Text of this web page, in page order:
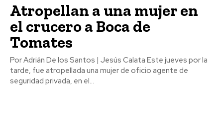
Atropellan a una mujer en
el crucero a Boca de
Tomates
Por Adrián De los Santos | Jesús Calata Este jueves por la
tarde, fue atropellada una mujer de oficio agente de
seguridad privada, en el...